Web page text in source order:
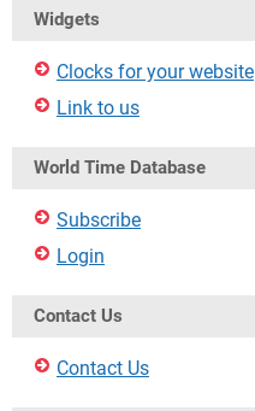
Widgets
Clocks for your website
Link to us
World Time Database
Subscribe
Login
Contact Us
Contact Us